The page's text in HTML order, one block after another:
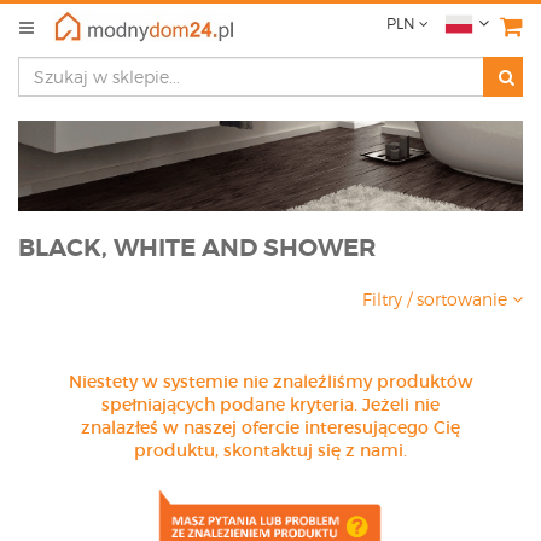
PLN
BLACK, WHITE AND SHOWER
Filtry / sortowanie
Niestety w systemie nie znaleźliśmy produktów
spełniających podane kryteria. Jeżeli nie
znalazłeś w naszej ofercie interesującego Cię
produktu, skontaktuj się z nami.